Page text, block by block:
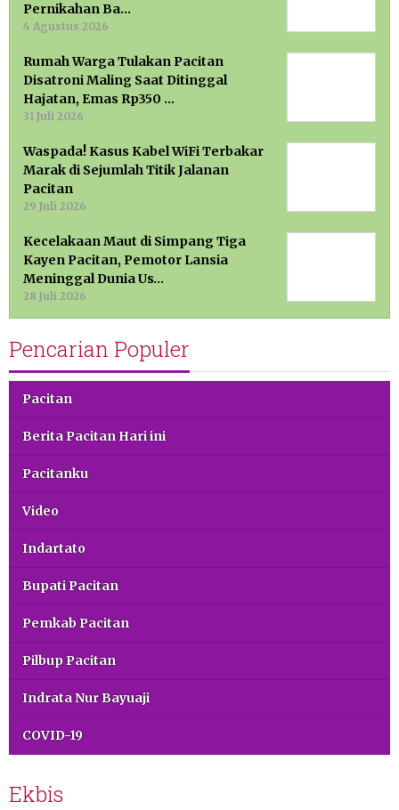
Pernikahan Ba…
4 Agustus 2026
Rumah Warga Tulakan Pacitan
Disatroni Maling Saat Ditinggal
Hajatan, Emas Rp350 …
31 Juli 2026
Waspada! Kasus Kabel WiFi Terbakar
Marak di Sejumlah Titik Jalanan
Pacitan
29 Juli 2026
Kecelakaan Maut di Simpang Tiga
Kayen Pacitan, Pemotor Lansia
Meninggal Dunia Us…
28 Juli 2026
Pencarian Populer
Pacitan
Berita Pacitan Hari ini
Pacitanku
Video
Indartato
Bupati Pacitan
Pemkab Pacitan
Pilbup Pacitan
Indrata Nur Bayuaji
COVID-19
Ekbis